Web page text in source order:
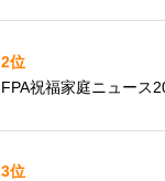
2位
FPA祝福家庭ニュース
3位